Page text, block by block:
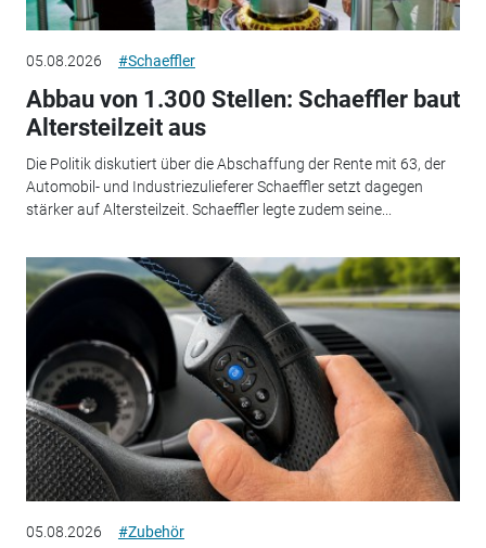
05.08.2026 #Schaeffler
Abbau von 1.300 Stellen: Schaeffler baut
Altersteilzeit aus
Die Politik diskutiert über die Abschaffung der Rente mit 63, der
Automobil- und Industriezulieferer Schaeffler setzt dagegen
stärker auf Altersteilzeit. Schaeffler legte zudem seine...
05.08.2026 #Zubehör